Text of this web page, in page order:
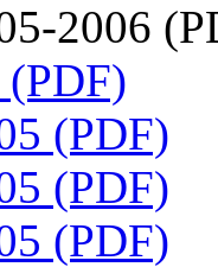
2006
(PDF)
(PDF)
(PDF)